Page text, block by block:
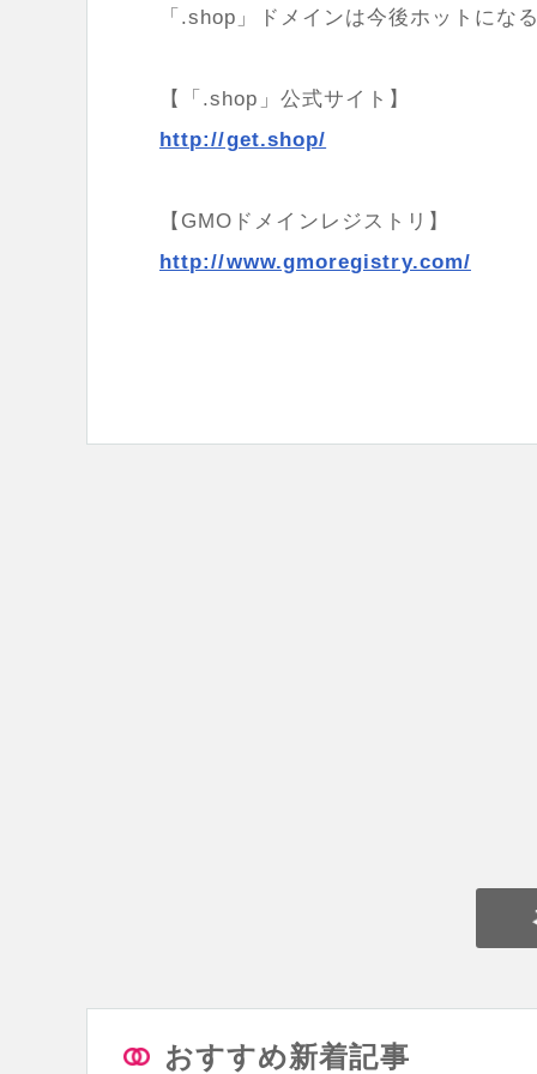
「.shop」ドメインは今後ホットにな
【「.shop」公式サイト】
http://get.shop/
【GMOドメインレジストリ】
http://www.gmoregistry.com/
おすすめ新着記事